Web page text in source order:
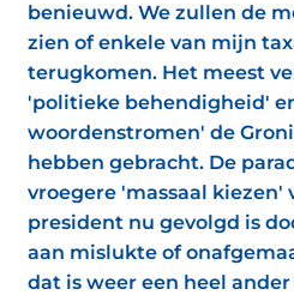
benieuwd. We zullen de
zien of enkele van mijn
terugkomen. Het meest
'politieke behendigheid'
woordenstromen' de
hebben gebracht. De
vroegere 'massaal kiezen'
president nu gevolgd is
aan mislukte of
dat is weer een heel